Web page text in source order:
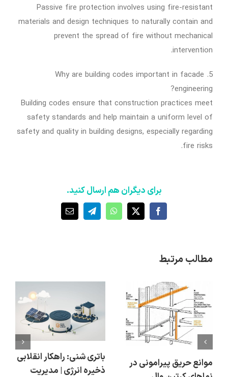
Passive fire protection involves using fire-resistant
materials and design techniques to naturally contain and
prevent the spread of fire without mechanical
intervention.
5. Why are building codes important in facade
engineering?
Building codes ensure that construction practices meet
safety standards and help maintain a uniform level of
safety and quality in building designs, especially regarding
fire risks.
برای دیگران هم ارسال کنید.
Facebook
X
WhatsApp
Telegramایمیل
مطالب مرتبط
موانع حریق پیرامونی در
باتری شنی: راهکار انقلابی
ذخیره انرژی | مدیریت